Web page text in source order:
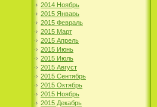
2014 Ноябрь
2015 Январь
2015 Февраль
2015 Март
2015 Апрель
2015 Июнь
2015 Июль
2015 Август
2015 Сентябрь
2015 Октябрь
2015 Ноябрь
2015 Декабрь